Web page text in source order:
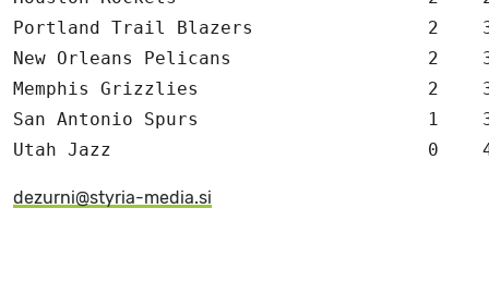
Portland Trail Blazers                2
New Orleans Pelicans                  2
Memphis Grizzlies                     2
San Antonio Spurs                     1
Utah Jazz                             0
dezurni@styria-media.si